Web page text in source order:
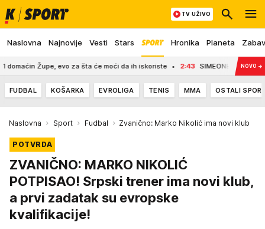
Naslovna Najnovije Vesti Stars Hronika Planeta
TV UŽIVO
Župe, evo za šta će moći da ih iskoriste 2:43 SIMEONE GA SE NOVO →
FUDBAL KOŠARKA EVROLIGA TENIS MMA OSTALI
Naslovna Sport Fudbal Zvanično: Marko Nikolić ima novi klub
POTVRDA
ZVANIČNO: MARKO NIKOLIĆ
POTPISAO! Srpski trener ima novi klub,
a prvi zadatak su evropske
kvalifikacije!